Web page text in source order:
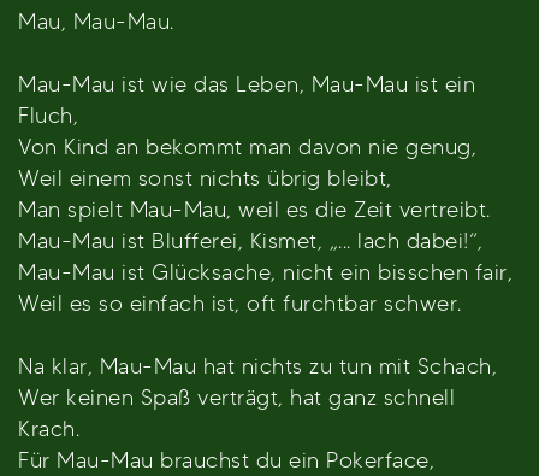
Mau, Mau-Mau.
Mau-Mau ist wie das Leben, Mau-Mau ist ein
Fluch,
Von Kind an bekommt man davon nie genug,
Weil einem sonst nichts übrig bleibt,
Man spielt Mau-Mau, weil es die Zeit vertreibt.
Mau-Mau ist Blufferei, Kismet, „... lach dabei!“,
Mau-Mau ist Glücksache, nicht ein bisschen fair,
Weil es so einfach ist, oft furchtbar schwer.
Na klar, Mau-Mau hat nichts zu tun mit Schach,
Wer keinen Spaß verträgt, hat ganz schnell
Krach.
Für Mau-Mau brauchst du ein Pokerface,